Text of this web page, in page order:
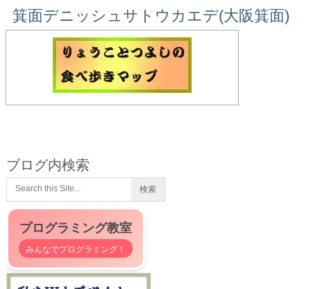
箕面デニッシュサトウカエデ(大阪箕面)
ブログ内検索
プログラミング教室
みんなでプログラミング！